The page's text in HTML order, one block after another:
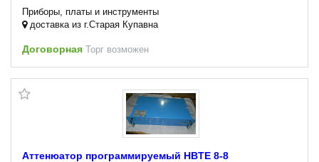
Приборы, платы и инструменты
доставка из г.Старая Купавна
Договорная Торг возможен
Аттенюатор программируемый HBTE 8-8